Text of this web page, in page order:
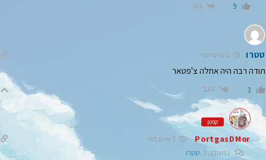
9 הגב
טטרו
תודה רבה היה אחלה צ'פטאר
3 הגב
קפטן
PortgasDMor
בתגובה לטטרו